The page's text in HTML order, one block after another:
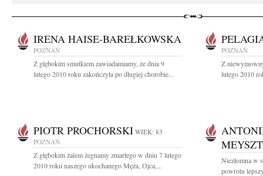
IRENA HAISE-BAREŁKOWSKA
POZNAŃ
Z głębokim smutkiem zawiadamiamy, że dnia 9
lutego 2010 roku zakończyła po długiej chorobie...
POZNAŃ
Z
lutego 2010
PIOTR PROCHORSKI WIEK: 83
POZNAŃ
Z głębokim żalem żegnamy zmarłego w dniu 7 lutego
2010 roku naszego ukochanego Męża, Ojca,...
Niezłomna w
powrotu